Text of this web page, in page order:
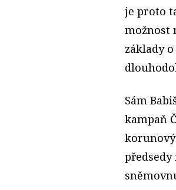
je proto
možnost
základy
Sám
kampaň
předsedy